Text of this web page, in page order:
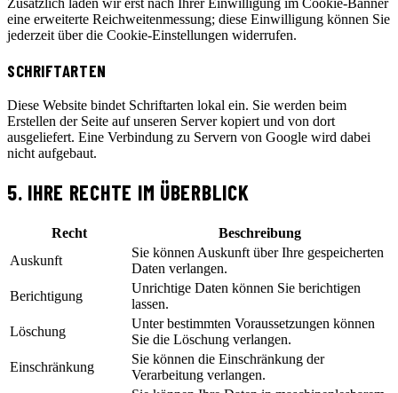
Zusätzlich laden wir erst nach Ihrer Einwilligung im Cookie-Banner
eine erweiterte Reichweitenmessung; diese Einwilligung können Sie
jederzeit über die Cookie-Einstellungen widerrufen.
SCHRIFTARTEN
Diese Website bindet Schriftarten lokal ein. Sie werden beim
Erstellen der Seite auf unseren Server kopiert und von dort
ausgeliefert. Eine Verbindung zu Servern von Google wird dabei
nicht aufgebaut.
5. IHRE RECHTE IM ÜBERBLICK
Recht
Beschreibung
Auskunft
Sie können Auskunft über Ihre gespeicherten
Daten verlangen.
Berichtigung
Unrichtige Daten können Sie berichtigen
lassen.
Löschung
Unter bestimmten Voraussetzungen können
Sie die Löschung verlangen.
Einschränkung
Sie können die Einschränkung der
Verarbeitung verlangen.